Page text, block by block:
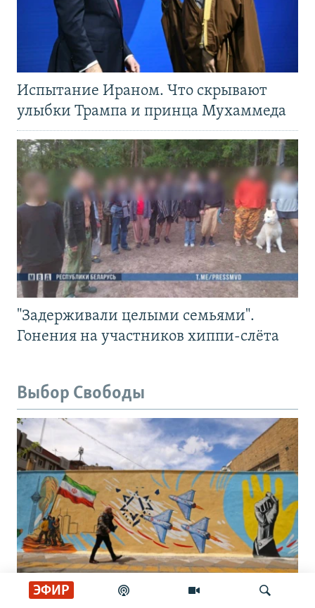
ЭФИР
Испытание Ираном. Что скрывают
улыбки Трампа и принца Мухаммеда
"Задерживали целыми семьями".
Гонения на участников хиппи-слёта
Выбор Свободы
"Иран тянет время". Как долго будет